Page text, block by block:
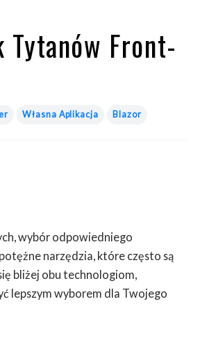
Front-
Własna Aplikacja Blazor
wybór odpowiedniego
narzędzia, które często są
bliżej obu technologiom,
lepszym wyborem dla Twojego